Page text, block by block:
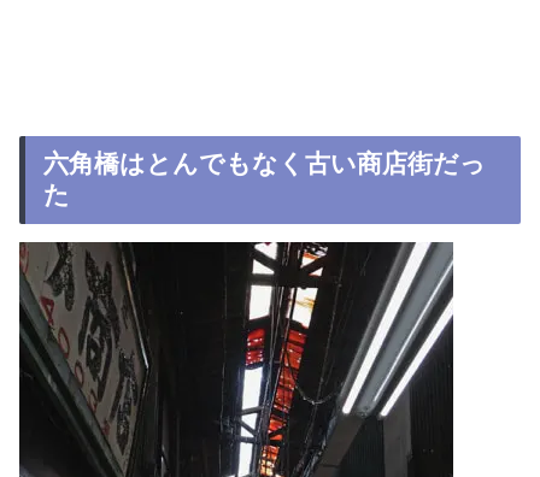
六角橋はとんでもなく古い商店街だっ
た